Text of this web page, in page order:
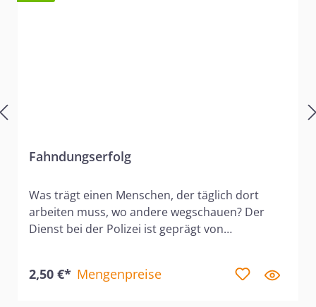
Fahndungserfolg
Was trägt einen Menschen, der täglich dort
arbeiten muss, wo andere wegschauen? Der
Dienst bei der Polizei ist geprägt von
menschliche Kraft einfach nicht mehr
2,50 €* Mengenpreise